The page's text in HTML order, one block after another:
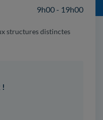
9h00 - 19h00
structures distinctes
!